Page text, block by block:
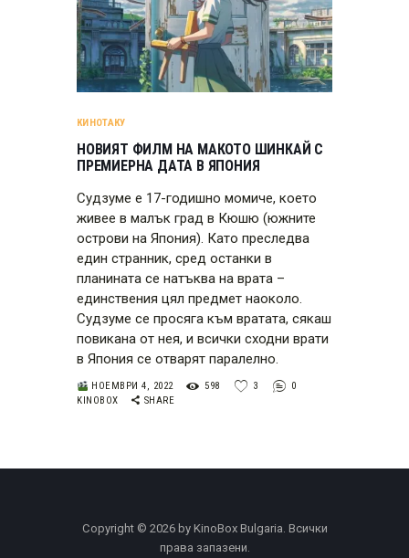
ЗА НАС
КИНОТАКУ
НОВИЯТ ФИЛМ НА МАКОТО ШИНКАЙ С
ПРЕМИЕРНА ДАТА В ЯПОНИЯ
Судзуме е 17-годишно момиче, което
живее в малък град в Кюшю (южните
острови на Япония). Като преследва
един странник, сред останки в
планината се натъква на врата –
единствения цял предмет наоколо.
Судзуме се просяга към вратата, сякаш
повикана от нея, и всички сходни врати
в Япония се отварят паралелно.
НОЕМВРИ 4, 2022 598 3
0
KINOBOX
SHARE
Copyright © 2026 by KinoBox Bulgaria. Всички
права запазени.